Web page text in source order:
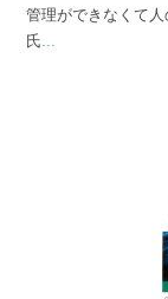
管理ができなくて
氏